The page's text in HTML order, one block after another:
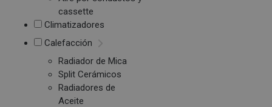
cassette
Climatizadores
Calefacción
Radiador de Mica
Split Cerámicos
Radiadores de
Aceite